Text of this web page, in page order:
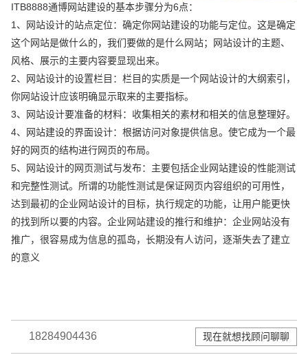
ITB8888通博网站建设的基本步骤分为6点：
1、网站设计的站点定位：确定你网站建设的功能与定位。这是确定
这个网站是做什么的，我们要做的是什么网站；网站设计的主题、
风格、展示的主要内容要显现出来。
2、网站设计的设置栏目：栏目的实质是一个网站设计的大纲索引，
你网站设计应该明确显示取来的主要指标。
3、网站设计要准备的材料：收集相关的素材和相关的信息整理好。
4、网站建设的界面设计：根据访问对象提供信息。使它成为一个最
好的网页的结构进行网页的布局。
5、网站设计的网页测试与发布：主要包括企业网站建设的性能测试
和完整性测试。所谓的功能性测试是保证网页内容组织的可用性，
达到最初的企业网站设计的目标，执行规定的功能，让用户能更快
的找到所以要的内容。企业网站建设的推行和维护：企业网站没有
推广，很容易成为信息的孤岛，长期没有人访问，逐渐失去了建立
的意义
18284904436 现在就想找顾问聊聊